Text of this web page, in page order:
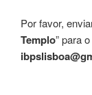
Por favor,
Templo” para